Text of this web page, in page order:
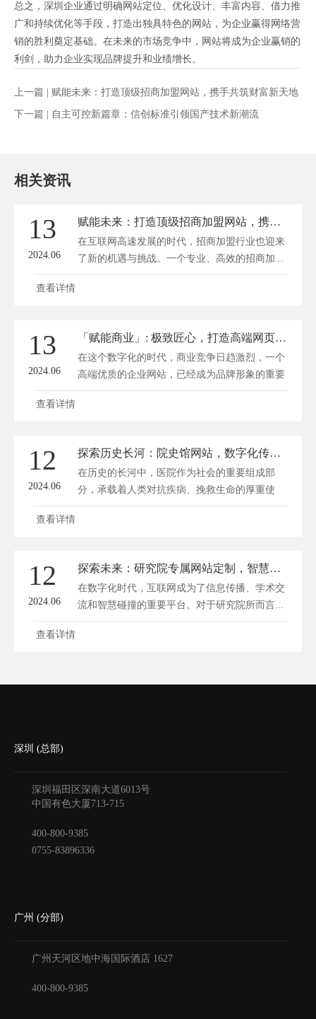
总之，深圳企业通过明确网站定位、优化设计、丰富内容、借力推
广和持续优化等手段，打造出独具特色的网站，为企业赢得网络营
销的胜利奠定基础。在未来的市场竞争中，网站将成为企业赢销的
利剑，助力企业实现品牌提升和业绩增长。
上一篇 | 赋能未来：打造顶级招商加盟网站，携手共筑财富新天地
下一篇 | 自主可控新篇章：信创标准引领国产技术新潮流
相关资讯
13
2024.06
赋能未来：打造顶级招商加盟网站，携手共筑财富新天地
在互联网高速发展的时代，招商加盟行业也迎来
了新的机遇与挑战。一个专业、高效的招商加...
查看详情
13
2024.06
「赋能商业」: 极致匠心，打造高端网页的艺术品
在这个数字化的时代，商业竞争日趋激烈，一个
高端优质的企业网站，已经成为品牌形象的重要
载...
查看详情
12
2024.06
探索历史长河：院史馆网站，数字化传承之旅
在历史的长河中，医院作为社会的重要组成部
分，承载着人类对抗疾病、挽救生命的厚重使
命。...
查看详情
12
2024.06
探索未来：研究院专属网站定制，智慧研发的数字门户
在数字化时代，互联网成为了信息传播、学术交
流和智慧碰撞的重要平台。对于研究院所而言...
查看详情
深圳 (总部)
深圳福田区深南大道6013号
中国有色大厦 713-715
400-800-9385
0755-83896336
广州 (分部)
广州天河区地中海国际酒店 1627
400-800-9385